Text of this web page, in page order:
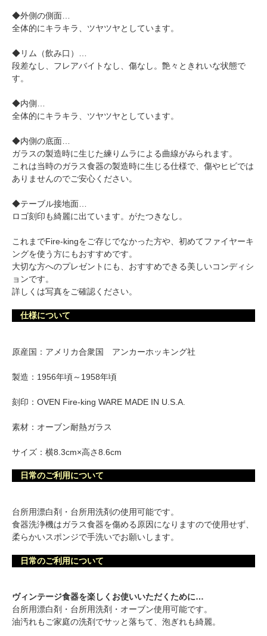
◆外側の側面…
全体的にキラキラ、ツヤツヤとしています。
◆リム（飲み口）…
段差なし、フレアバイトなし、傷なし。艶々ときれいな状態で
す。
◆内側…
全体的にキラキラ、ツヤツヤとしています。
◆内側の底面…
ガラスの製造時に生じた練りムラによる曲線がみられます。
これは当時のガラス食器の製造時に生じる仕様で、傷やヒビでは
ありませんのでご安心ください。
◆テーブル接地面…
ロゴ刻印も綺麗に出ています。がたつきなし。
これまでFire-kingをご存じでなかった方や、初めてファイヤーキ
ングを使う方にもおすすめです。
大切な方へのプレゼントにも、おすすめできる美しいコンディシ
ョンです。
詳しくは写真をご確認ください。
仕様について
原産国：アメリカ合衆国 アンカーホッキング社
製造：1956年頃～1958年頃
刻印：OVEN Fire-king WARE MADE IN U.S.A.
素材：オーブン耐熱ガラス
サイズ：横8.3cm×高さ8.6cm
日常のご利用について
台所用漂白剤・台所用洗剤の使用可能です。
食器洗浄機はガラス食器を傷める原因になりますので使用せず、
柔らかいスポンジで手洗いでお願いします。
日常のご利用について
ヴィンテージ食器を楽しくお使いいただくために…
台所用漂白剤・台所用洗剤・オーブン使用可能です。
油汚れもご家庭の洗剤でサッと落ちて、泡ぎれも綺麗。